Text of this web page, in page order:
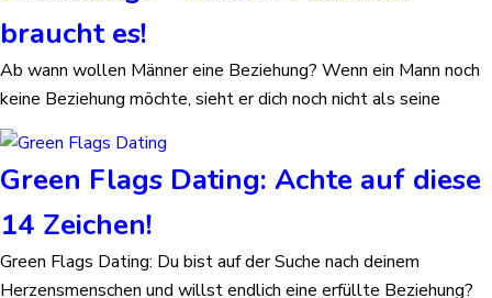
braucht es!
Ab wann wollen Männer eine Beziehung? Wenn ein Mann noch
keine Beziehung möchte, sieht er dich noch nicht als seine
Green Flags Dating: Achte auf diese
14 Zeichen!
Green Flags Dating: Du bist auf der Suche nach deinem
Herzensmenschen und willst endlich eine erfüllte Beziehung?